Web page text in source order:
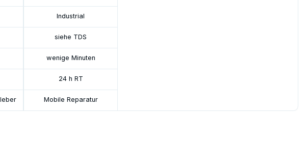
Industrial
siehe TDS
wenige Minuten
24 h RT
Mobile Reparatur